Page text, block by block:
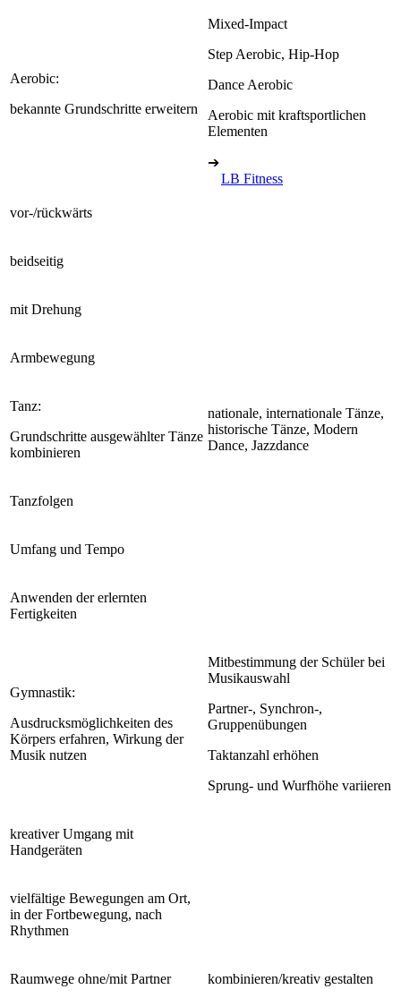
Aerobic:
bekannte Grundschritte erweitern
Mixed-Impact
Step Aerobic, Hip-Hop
Dance Aerobic
Aerobic mit kraftsportlichen
Elementen
➔
LB Fitness
vor-/rückwärts
beidseitig
mit Drehung
Armbewegung
Tanz:
Grundschritte ausgewählter Tänze
kombinieren
nationale, internationale Tänze,
historische Tänze, Modern
Dance, Jazzdance
Tanzfolgen
Umfang und Tempo
Anwenden der erlernten
Fertigkeiten
Gymnastik:
Ausdrucksmöglichkeiten des
Körpers erfahren, Wirkung der
Musik nutzen
Mitbestimmung der Schüler bei
Musikauswahl
Partner-, Synchron-,
Gruppenübungen
Taktanzahl erhöhen
Sprung- und Wurfhöhe variieren
kreativer Umgang mit
Handgeräten
vielfältige Bewegungen am Ort,
in der Fortbewegung, nach
Rhythmen
Raumwege ohne/mit Partner kombinieren/kreativ gestalten